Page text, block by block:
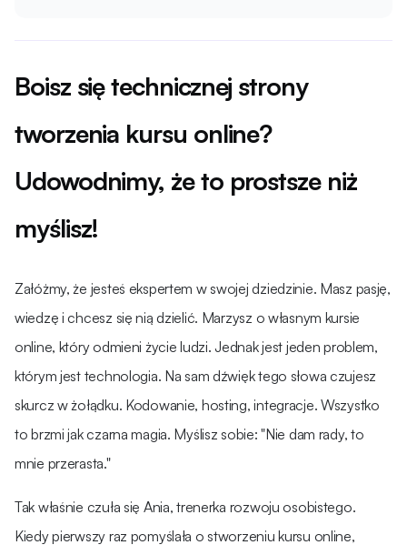
Boisz się technicznej strony
tworzenia kursu online?
Udowodnimy, że to prostsze niż
myślisz!
Załóżmy, że jesteś ekspertem w swojej dziedzinie. Masz pasję,
wiedzę i chcesz się nią dzielić. Marzysz o własnym kursie
online, który odmieni życie ludzi. Jednak jest jeden problem,
którym jest technologia. Na sam dźwięk tego słowa czujesz
skurcz w żołądku. Kodowanie, hosting, integracje. Wszystko
to brzmi jak czarna magia. Myślisz sobie: "Nie dam rady, to
mnie przerasta."
Tak właśnie czuła się Ania, trenerka rozwoju osobistego.
Kiedy pierwszy raz pomyślała o stworzeniu kursu online,